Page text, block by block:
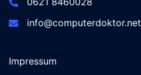
info@computerdoktor.net
Impressum